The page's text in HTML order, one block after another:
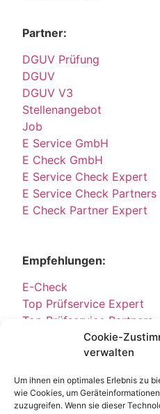
Cookie-
verwalten
Um ihnen ein optimales Erlebnis zu
wie Cookies, um
zuzugreifen. Wenn sie dieser
Partner:
DGUV Prüfung
DGUV
DGUV V3
Stellenangebot
Job
E Service GmbH
E Check GmbH
E Service Check Expert
E Service Check Partners
E Check Partner Expert
Empfehlungen:
E-Check
Top Prüfservice Expert
Top Prüfservice Partners
Top Prüfservice GmbH
Sicherheitsprüfungen
Prüfung E-Check Expert
Prüfung elektrischer